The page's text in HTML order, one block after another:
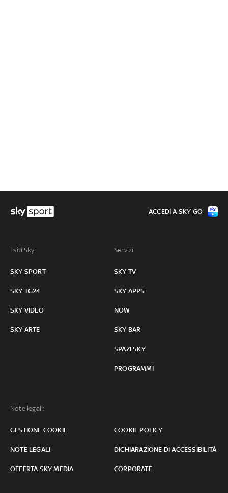
I siti Sky:
SKY SPORT
SKY TG24
SKY VIDEO
SKY ARTE
Servizi:
SKY TV
SKY APPS
NOW
SKY BAR
SPAZI SKY
PROGRAMMI
Note legali:
GESTIONE COOKIE COOKIE POLICY
NOTE LEGALI DICHIARAZIONE DI ACCESSIBILITÀ
OFFERTA SKY MEDIA CORPORATE
ACCEDI A SKY GO